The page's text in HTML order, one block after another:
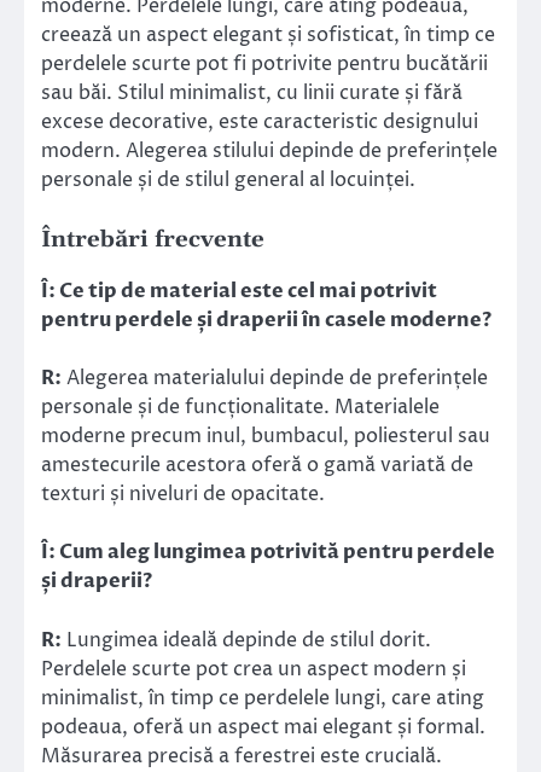
moderne. Perdelele lungi, care ating podeaua,
creează un aspect elegant și sofisticat, în timp ce
perdelele scurte pot fi potrivite pentru bucătării
sau băi. Stilul minimalist, cu linii curate și fără
excese decorative, este caracteristic designului
modern. Alegerea stilului depinde de preferințele
personale și de stilul general al locuinței.
Întrebări frecvente
Î: Ce tip de material este cel mai potrivit
pentru perdele și draperii în casele moderne?
R: Alegerea materialului depinde de preferințele
personale și de funcționalitate. Materialele
moderne precum inul, bumbacul, poliesterul sau
amestecurile acestora oferă o gamă variată de
texturi și niveluri de opacitate.
Î: Cum aleg lungimea potrivită pentru perdele
și draperii?
R: Lungimea ideală depinde de stilul dorit.
Perdelele scurte pot crea un aspect modern și
minimalist, în timp ce perdelele lungi, care ating
podeaua, oferă un aspect mai elegant și formal.
Măsurarea precisă a ferestrei este crucială.